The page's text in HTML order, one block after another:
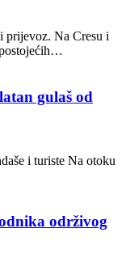
prijevoz. Na Cresu i
gulaš od
i turiste Na otoku
održivog